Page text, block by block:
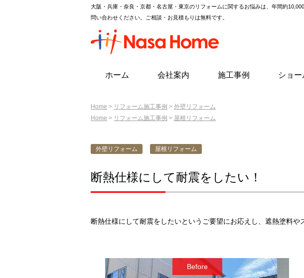
大阪・兵庫・奈良・京都・名古屋・東京のリフォームに関するお悩みは、年間約
問い合わせください。ご相談・お見積もりは無料です。
ホーム 会社案内 施工事例 ショ
Home > リフォーム施工事例 > 外壁リフォーム
Home > リフォーム施工事例 > 屋根リフォーム
外壁リフォーム 屋根リフォーム
断熱仕様にして耐震をしたい！
断熱仕様にして耐震をしたいというご要望にお応えし、遮熱塗料や